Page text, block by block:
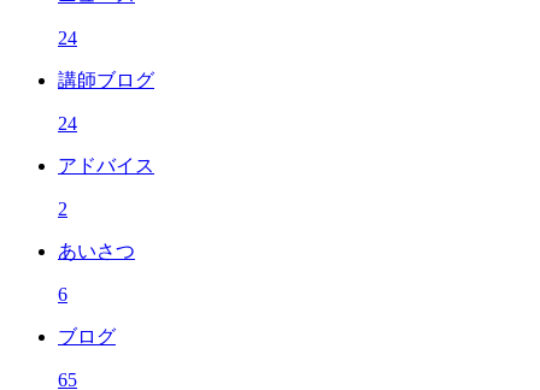
24
講師ブログ
24
アドバイス
2
あいさつ
6
ブログ
65